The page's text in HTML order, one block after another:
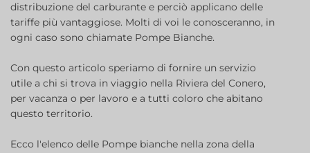
distribuzione del carburante e perciò applicano delle
tariffe più vantaggiose. Molti di voi le conosceranno, in
ogni caso sono chiamate Pompe Bianche.
Con questo articolo speriamo di fornire un servizio
utile a chi si trova in viaggio nella Riviera del Conero,
per vacanza o per lavoro e a tutti coloro che abitano
questo territorio.
Ecco l'elenco delle Pompe bianche nella zona della